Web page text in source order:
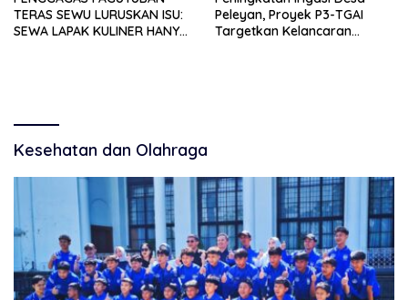
TERAS SEWU LURUSKAN ISU:
SEWA LAPAK KULINER HANYA
Peleyan, Proyek P3-TGAI
Targetkan Kelancaran
Kesehatan dan Olahraga